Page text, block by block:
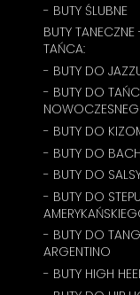
- BUTY ŚLUBNE
BUTY
TAŃCA:
- BUTY DO
- BUTY DO
- BUTY DO
- BUTY DO
- BUTY DO
- BUTY DO STEPU
- BUTY DO
ARGENTINO
- BUTY HIGH